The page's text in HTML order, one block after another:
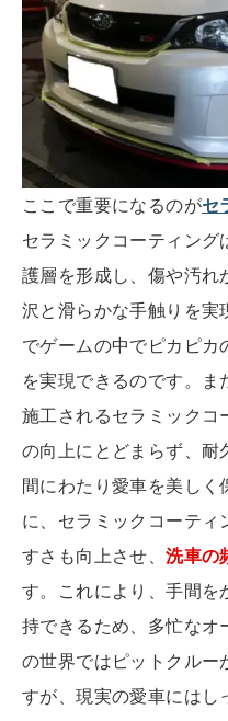
ここで重要になるのがセ
セラミックコーティング
護層を形成し、傷や汚れ
沢と滑らかな手触りを実
でゲームの中でピカピカ
を実現できるのです。
施工されるセラミックコ
の向上にとどまらず、耐
間にわたり愛車を美しく
に、セラミックコーティ
すさも向上させ、洗車の
す。これにより、手間を
持できるため、多忙なオ
の世界ではピットクルー
すが、現実の愛車にはし